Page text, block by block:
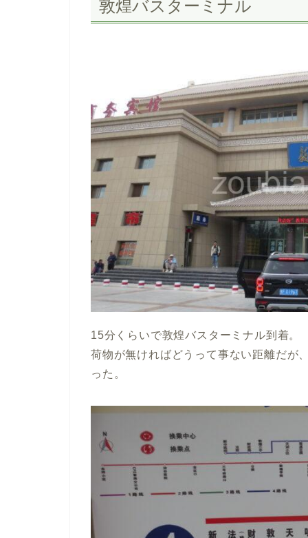
敦煌バスターミナル
15分くらいで敦煌バスターミナル到着。
荷物が無ければどうって事ない距離だが
った。